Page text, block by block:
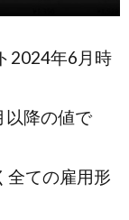
2024年6月時
降の値で
ての雇用形